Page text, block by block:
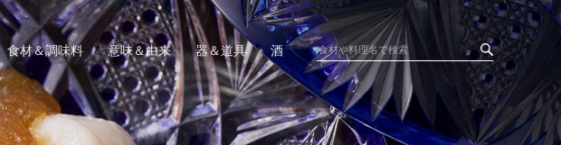
食材＆調味料 意味＆由来 器＆道具 酒